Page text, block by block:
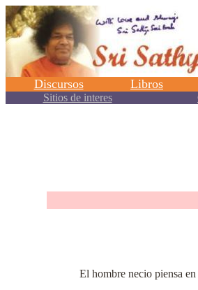
.
El hombre necio piensa